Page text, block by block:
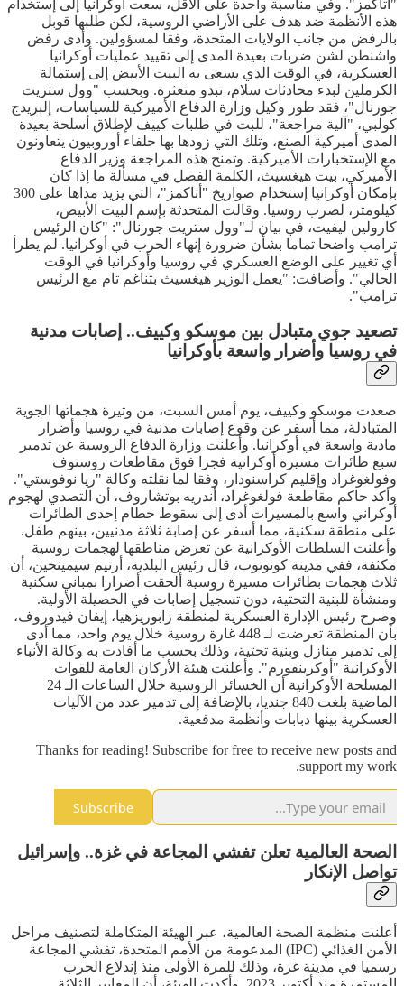
"أتاكمز". وفي مناسبة واحدة على الأقل، سعت أوكرانيا إلى إستخدام
هذه الأنظمة ضد هدف على الأراضي الروسية، لكن طلبها قوبل
بالرفض من جانب الولايات المتحدة، وفقا لمسؤولين. وأدى رفض
واشنطن لشن ضربات بعيدة المدى إلى تقييد عمليات أوكرانيا
العسكرية، في الوقت الذي يسعى به البيت الأبيض إلى إستمالة
الكرملين لبدء محادثات سلام، تبدو متعثرة. وبحسب "وول ستريت
جورنال"، فقد طور وكيل وزارة الدفاع الأميركية للسياسات، إلبريدج
كولبي، "آلية مراجعة"، للبت في طلبات كييف لإطلاق أسلحة بعيدة
المدى أميركية الصنع، وتلك التي زودها بها حلفاء أوروبيون يتعاونون
مع الإستخبارات الأميركية. وتمنح هذه المراجعة وزير الدفاع
الأميركي، بيت هيغسيث، الكلمة الفصل في مسألة ما إذا كان
بإمكان أوكرانيا إستخدام صواريخ "أتاكمز"، التي يزيد مداها على 300
كيلومتر، لضرب روسيا. وقالت المتحدثة بإسم البيت الأبيض،
كارولين ليفيت، في بيان لـ"وول ستريت جورنال": "كان الرئيس
ترامب واضحا تماما بشأن ضرورة إنهاء الحرب في أوكرانيا. لم يطرأ
أي تغيير على الوضع العسكري في روسيا وأوكرانيا في الوقت
الحالي". وأضافت: "يعمل الوزير هيغسيث بتناغم تام مع الرئيس
ترامب".
تصعيد جوي متبادل بين موسكو وكييف.. إصابات مدنية
في روسيا وأضرار واسعة بأوكرانيا
صعدت موسكو وكييف، يوم أمس السبت، من وتيرة هجماتها الجوية
المتبادلة، مما أسفر عن وقوع إصابات مدنية في روسيا وأضرار
مادية واسعة في أوكرانيا. وأعلنت وزارة الدفاع الروسية عن تدمير
سبع طائرات مسيرة أوكرانية فجرا فوق مقاطعات روستوف
وفولغوغراد وإقليم كراسنودار، وفقا لما نقلته وكالة "ريا نوفوستي".
وأكد حاكم مقاطعة فولغوغراد، أندريه بوتشاروف، أن التصدي لهجوم
أوكراني واسع بالمسيرات أدى إلى سقوط حطام إحدى الطائرات
على منطقة سكنية، مما أسفر عن إصابة ثلاثة مدنيين، بينهم طفل.
وأعلنت السلطات الأوكرانية عن تعرض مناطقها لهجمات روسية
مكثفة، ففي مدينة كونوتوب، قال رئيس البلدية، أرتيم سيمينخين، أن
ثلاث هجمات بطائرات مسيرة روسية ألحقت أضرارا بمباني سكنية
ومنشأة للبنية التحتية، دون تسجيل إصابات في الحصيلة الأولية.
وصرح رئيس الإدارة العسكرية لمنطقة زابوريزهيا، إيفان فيدوروف،
بأن المنطقة تعرضت لـ 448 غارة روسية خلال يوم واحد، مما أدى
إلى تدمير منازل وبنية تحتية، وذلك بحسب ما أفادت به وكالة الأنباء
الأوكرانية "أوكرينفورم". وأعلنت هيئة الأركان العامة للقوات
المسلحة الأوكرانية أن الخسائر الروسية خلال الساعات الـ 24
الماضية بلغت 840 جنديا، بالإضافة إلى تدمير عدد من الآليات
العسكرية بينها دبابات وأنظمة مدفعية.
Thanks for reading! Subscribe for free to receive new posts and
support my work.
Subscribe
الصحة العالمية تعلن تفشي المجاعة في غزة.. وإسرائيل
تواصل الإنكار
أعلنت منظمة الصحة العالمية، عبر الهيئة المتكاملة لتصنيف مراحل
الأمن الغذائي (IPC) المدعومة من الأمم المتحدة، تفشي المجاعة
رسميا في مدينة غزة، وذلك للمرة الأولى منذ إندلاع الحرب